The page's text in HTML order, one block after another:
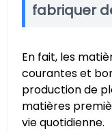
fabriquer
En fait, les
courantes et
production de
matières
vie quotidienne.